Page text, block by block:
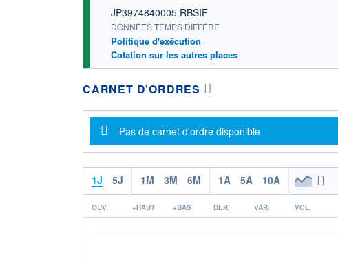
JP3974840005 RBSIF
DONNÉES TEMPS DIFFÉRÉ
Politique d'exécution
Cotation sur les autres places
CARNET D'ORDRES
Message d'information
Pas de carnet d'ordre disponible
1J 5J 1M 3M 6M 1A 5A 10A
OUV. +HAUT +BAS DER. VAR. VOL.